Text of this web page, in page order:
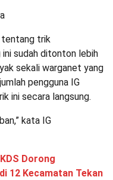
tentang trik
ini sudah ditonton lebih
sekali warganet yang
pengguna IG
ini secara langsung.
kata IG
Dorong
12 Kecamatan Tekan